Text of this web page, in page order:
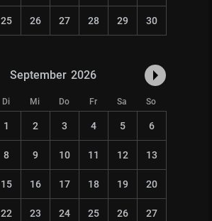
25 26 27 28 29 30
September 2026
Di Mi Do Fr Sa So
1 2 3 4 5 6
8 9 10 11 12 13
15 16 17 18 19 20
22 23 24 25 26 27